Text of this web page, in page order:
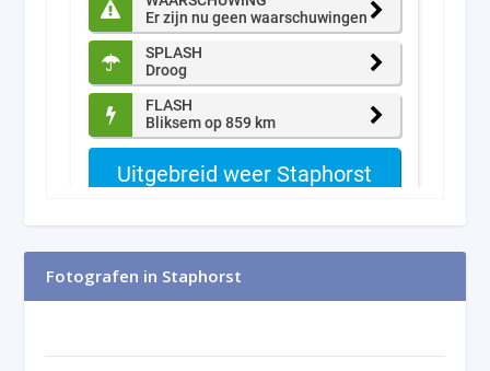
Fotografen in Staphorst